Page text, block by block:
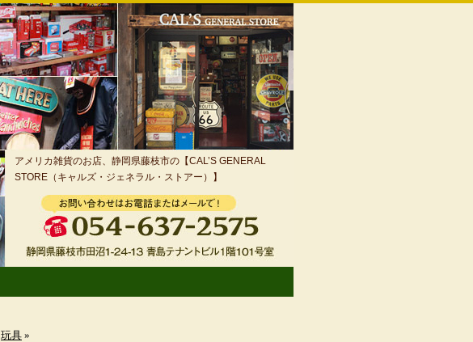
アメリカ雑貨のお店、静岡県藤枝市の【CAL’S GENERAL
STORE（キャルズ・ジェネラル・ストアー）】
玩具 »